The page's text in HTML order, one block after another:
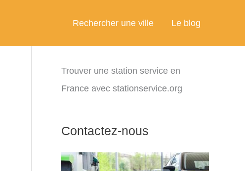
Rechercher une ville Le blog
Trouver une station service en
France avec stationservice.org
Contactez-nous